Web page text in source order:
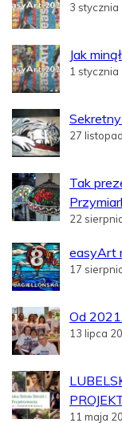
3 stycznia
Jak
1 stycznia
27
Tak
22
easyArt
17
Od
13 lipca
11 maja